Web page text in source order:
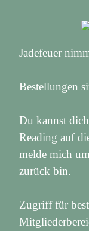
Jadefeuer
Bestellungen
Du kannst
Reading auf
melde mich
zurück bin.
Zugriff für